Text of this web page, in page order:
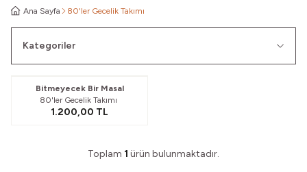
Ana Sayfa 80'ler Gecelik Takımı
Kategoriler
Bitmeyecek Bir Masal
80'ler Gecelik Takımı
1.200,00 TL
Toplam 1 ürün bulunmaktadır.